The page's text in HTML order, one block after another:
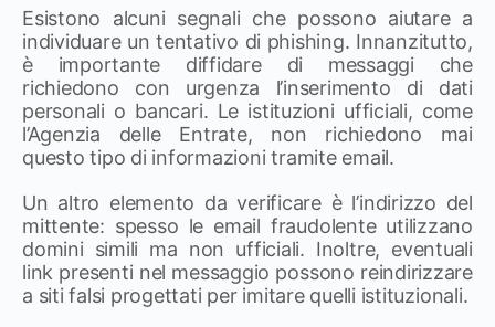
Esistono alcuni segnali che possono aiutare a
individuare un tentativo di phishing. Innanzitutto,
è importante diffidare di messaggi che
richiedono con urgenza l’inserimento di dati
personali o bancari. Le istituzioni ufficiali, come
l’Agenzia delle Entrate, non richiedono mai
questo tipo di informazioni tramite email.
Un altro elemento da verificare è l’indirizzo del
mittente: spesso le email fraudolente utilizzano
domini simili ma non ufficiali. Inoltre, eventuali
link presenti nel messaggio possono reindirizzare
a siti falsi progettati per imitare quelli istituzionali.